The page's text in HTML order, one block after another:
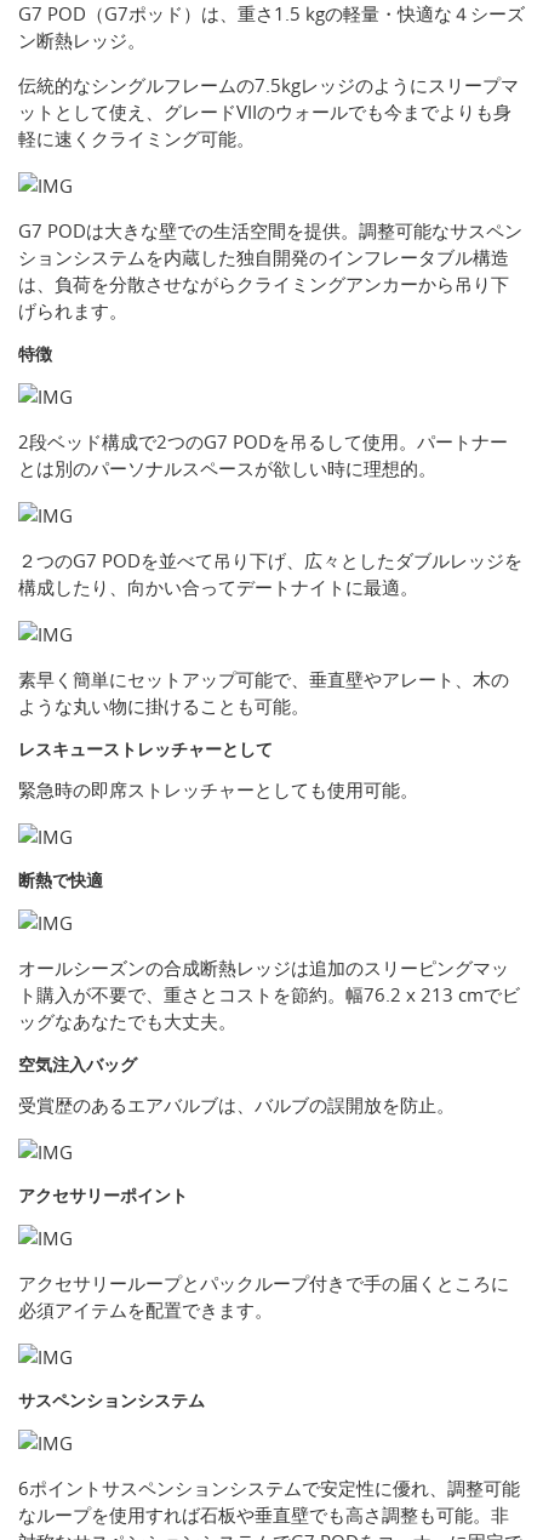
G7 POD（G7ポッド）は、重さ1.5 kgの軽量・快適な４シーズ
ン断熱レッジ。
伝統的なシングルフレームの7.5kgレッジのようにスリープマ
ットとして使え、グレードVIIのウォールでも今までよりも身
軽に速くクライミング可能。
G7 PODは大きな壁での生活空間を提供。調整可能なサスペン
ションシステムを内蔵した独自開発のインフレータブル構造
は、負荷を分散させながらクライミングアンカーから吊り下
げられます。
特徴
2段ベッド構成で2つのG7 PODを吊るして使用。パートナー
とは別のパーソナルスペースが欲しい時に理想的。
２つのG7 PODを並べて吊り下げ、広々としたダブルレッジを
構成したり、向かい合ってデートナイトに最適。
素早く簡単にセットアップ可能で、垂直壁やアレート、木の
ような丸い物に掛けることも可能。
レスキューストレッチャーとして
緊急時の即席ストレッチャーとしても使用可能。
断熱で快適
オールシーズンの合成断熱レッジは追加のスリーピングマッ
ト購入が不要で、重さとコストを節約。幅76.2 x 213 cmでビ
ッグなあなたでも大丈夫。
空気注入バッグ
受賞歴のあるエアバルブは、バルブの誤開放を防止。
アクセサリーポイント
アクセサリーループとパックループ付きで手の届くところに
必須アイテムを配置できます。
サスペンションシステム
6ポイントサスペンションシステムで安定性に優れ、調整可能
なループを使用すれば石板や垂直壁でも高さ調整も可能。非